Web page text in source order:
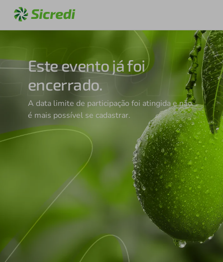
Este evento já foi
encerrado.
A data limite de participação foi atingida e não
é mais possível se cadastrar.